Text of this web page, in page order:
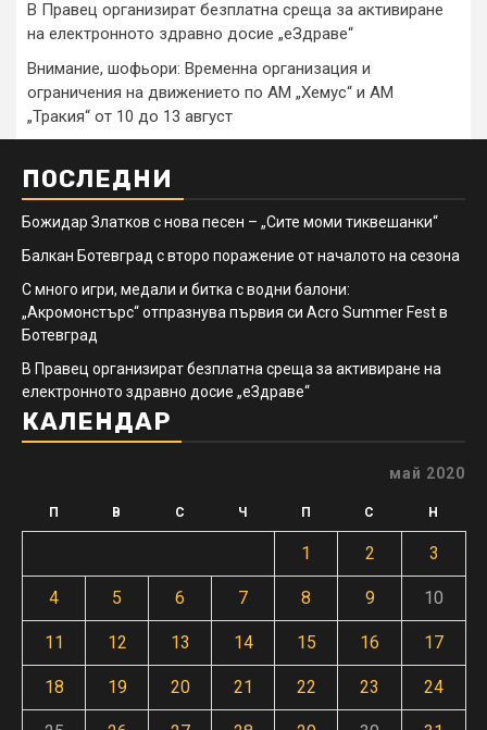
В Правец организират безплатна среща за активиране
на електронното здравно досие „еЗдраве“
Внимание, шофьори: Временна организация и
ограничения на движението по АМ „Хемус“ и АМ
„Тракия“ от 10 до 13 август
ПОСЛЕДНИ
Божидар Златков с нова песен – „Сите моми тиквешанки“
Балкан Ботевград с второ поражение от началото на сезона
С много игри, медали и битка с водни балони:
„Акромонстърс“ отпразнува първия си Acro Summer Fest в
Ботевград
В Правец организират безплатна среща за активиране на
електронното здравно досие „еЗдраве“
КАЛЕНДАР
май 2020
П В С Ч П С Н
1 2 3
4 5 6 7 8 9 10
11 12 13 14 15 16 17
18 19 20 21 22 23 24